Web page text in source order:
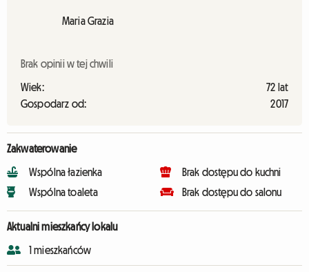
Maria Grazia
Brak opinii w tej chwili
Wiek:
72 lat
Gospodarz od:
2017
Zakwaterowanie
Wspólna łazienka
Wspólna toaleta
Brak dostępu do kuchni
Brak dostępu do salonu
Aktualni mieszkańcy lokalu
1 mieszkańców